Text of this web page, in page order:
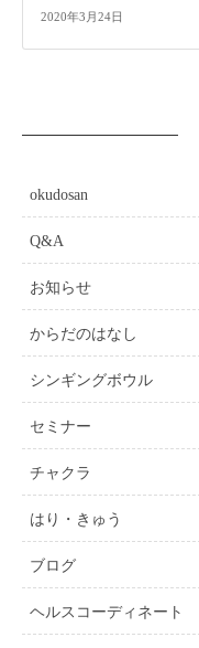
2020年3月24日
okudosan
Q&A
お知らせ
からだのはなし
シンギングボウル
セミナー
チャクラ
はり・きゅう
ブログ
ヘルスコーディネート